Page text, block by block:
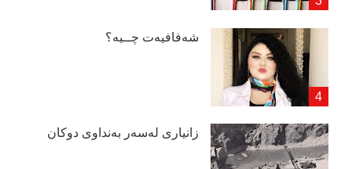
شەفافیەت چــیە؟
زانیاری لەسەر بەنداوی دوكان